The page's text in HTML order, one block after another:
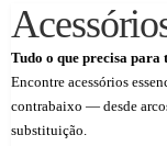
Tudo o que precisa para
Encontre acessórios
contrabaixo — desde
substituição.